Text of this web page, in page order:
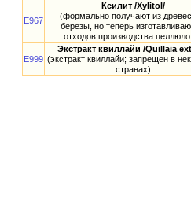
E967
Ксилит /Xylitol/
(формально получают из
березы, но теперь
отходов производства
E999
Экстракт квиллайи /Quillaia
(экстракт квиллайи; запрещен в
странах)